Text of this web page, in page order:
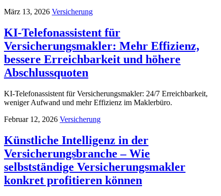
März 13, 2026 Versicherung
KI-Telefonassistent für
Versicherungsmakler: Mehr Effizienz,
bessere Erreichbarkeit und höhere
Abschlussquoten
KI-Telefonassistent für Versicherungsmakler: 24/7 Erreichbarkeit,
weniger Aufwand und mehr Effizienz im Maklerbüro.
Februar 12, 2026 Versicherung
Künstliche Intelligenz in der
Versicherungsbranche – Wie
selbstständige Versicherungsmakler
konkret profitieren können